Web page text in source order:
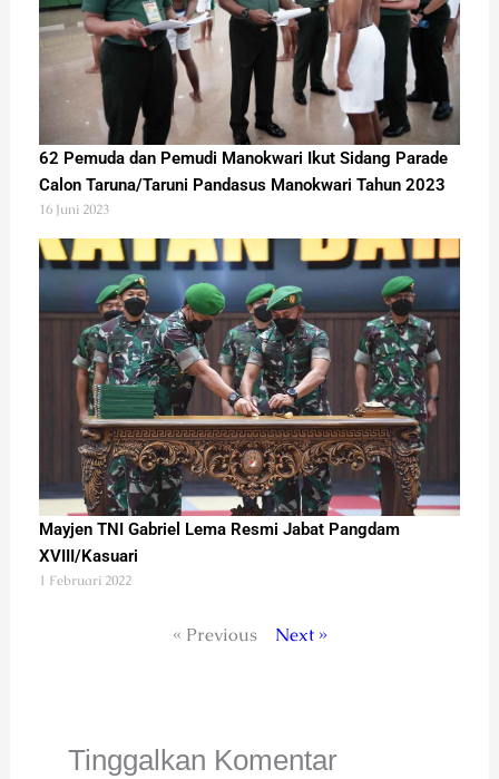
62 Pemuda dan Pemudi Manokwari Ikut Sidang Parade
Calon Taruna/Taruni Pandasus Manokwari Tahun 2023
16 Juni 2023
Mayjen TNI Gabriel Lema Resmi Jabat Pangdam
XVIII/Kasuari
1 Februari 2022
« Previous Next »
Tinggalkan Komentar